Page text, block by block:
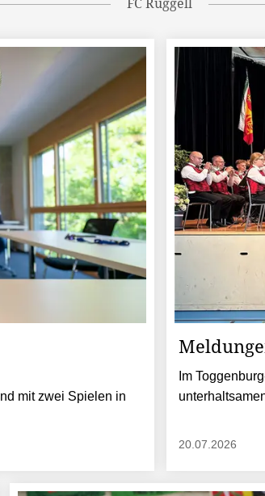
mit zwei Spielen in
Im
20.07.2026